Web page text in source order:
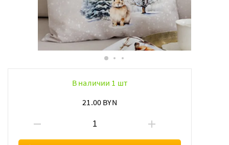
В наличии 1 шт
21.00 BYN